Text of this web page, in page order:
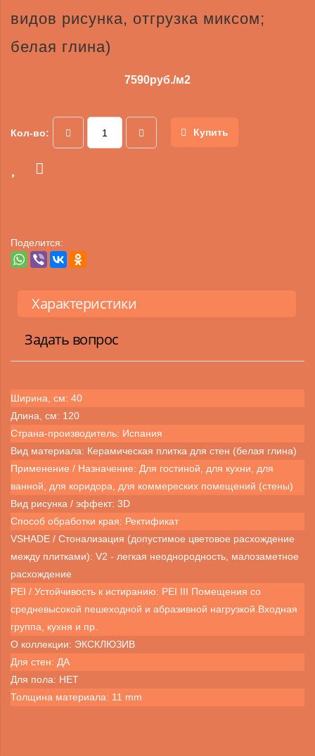
видов рисунка, отгрузка миксом;
белая глина)
7590руб./м2
Кол-во: Купить
Поделится:
Характеристики
Задать вопрос
Ширина, см: 40
Длина, см: 120
Страна-производитель: Испания
Вид материала: Керамическая плитка для стен (белая глина)
Применение / Назначение: Для гостиной, для кухни, для
ванной, для коридора, для коммереских помещений (стены)
Вид рисунка / эффект: 3D
Способ обработки края: Ректификат
VSHADE / Стонализация (допустимое цветовое расхождение
между плитками): V2 - легкая неоднородность, малозаметное
расхождение
PEI / Устойчивость к истиранию: PEI III Помещения со
средневысокой пешеходной и абразивной нагрузкой.Входная
группа, кухня и пр.
О коллекции: ЭКСКЛЮЗИВ
Для стен: ДА
Для пола: НЕТ
Толщина материала: 11 mm